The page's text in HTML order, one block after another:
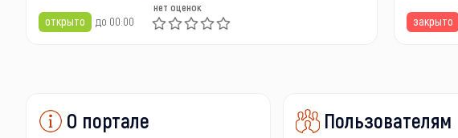
открыто до 00:00
нет оценок
закрыто
О портале Пользователям